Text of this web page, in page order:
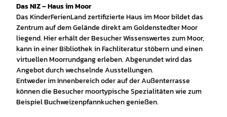
Das NIZ – Haus im Moor
Das KinderFerienLand zertifizierte Haus im Moor bildet das
Zentrum auf dem Gelände direkt am Goldenstedter Moor
liegend. Hier erhält der Besucher Wissenswertes zum Moor,
kann in einer Bibliothek in Fachliteratur stöbern und einen
virtuellen Moorrundgang erleben. Abgerundet wird das
Angebot durch wechselnde Ausstellungen.
Entweder im Innenbereich oder auf der Außenterrasse
können die Besucher moortypische Spezialitäten wie zum
Beispiel Buchweizenpfannkuchen genießen.